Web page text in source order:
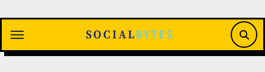
contenido